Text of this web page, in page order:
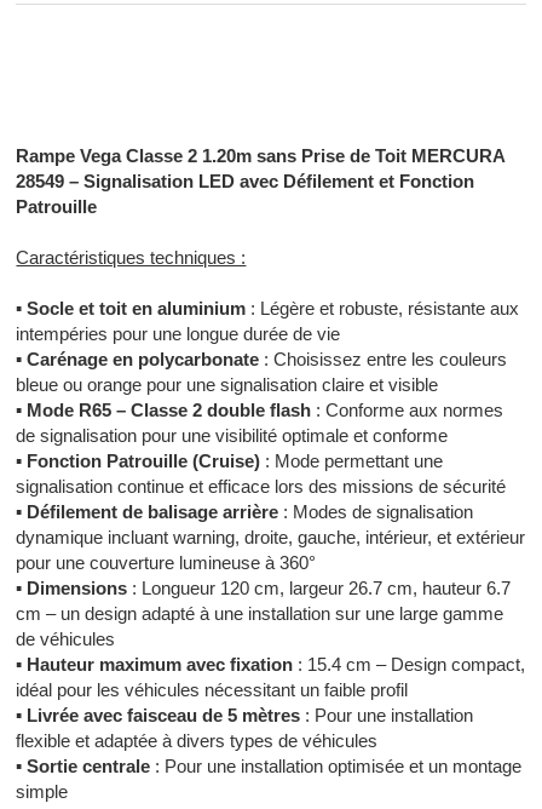
Rampe Vega Classe 2 1.20m sans Prise de Toit MERCURA
28549 – Signalisation LED avec Défilement et Fonction
Patrouille
Caractéristiques techniques :
▪ Socle et toit en aluminium : Légère et robuste, résistante aux
intempéries pour une longue durée de vie
▪ Carénage en polycarbonate : Choisissez entre les couleurs
bleue ou orange pour une signalisation claire et visible
▪ Mode R65 – Classe 2 double flash : Conforme aux normes
de signalisation pour une visibilité optimale et conforme
▪ Fonction Patrouille (Cruise) : Mode permettant une
signalisation continue et efficace lors des missions de sécurité
▪ Défilement de balisage arrière : Modes de signalisation
dynamique incluant warning, droite, gauche, intérieur, et extérieur
pour une couverture lumineuse à 360°
▪ Dimensions : Longueur 120 cm, largeur 26.7 cm, hauteur 6.7
cm – un design adapté à une installation sur une large gamme
de véhicules
▪ Hauteur maximum avec fixation : 15.4 cm – Design compact,
idéal pour les véhicules nécessitant un faible profil
▪ Livrée avec faisceau de 5 mètres : Pour une installation
flexible et adaptée à divers types de véhicules
▪ Sortie centrale : Pour une installation optimisée et un montage
simple